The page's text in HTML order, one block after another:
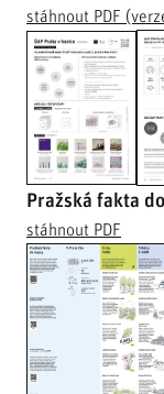
stáhnout PDF
Pražská fakta
stáhnout PDF